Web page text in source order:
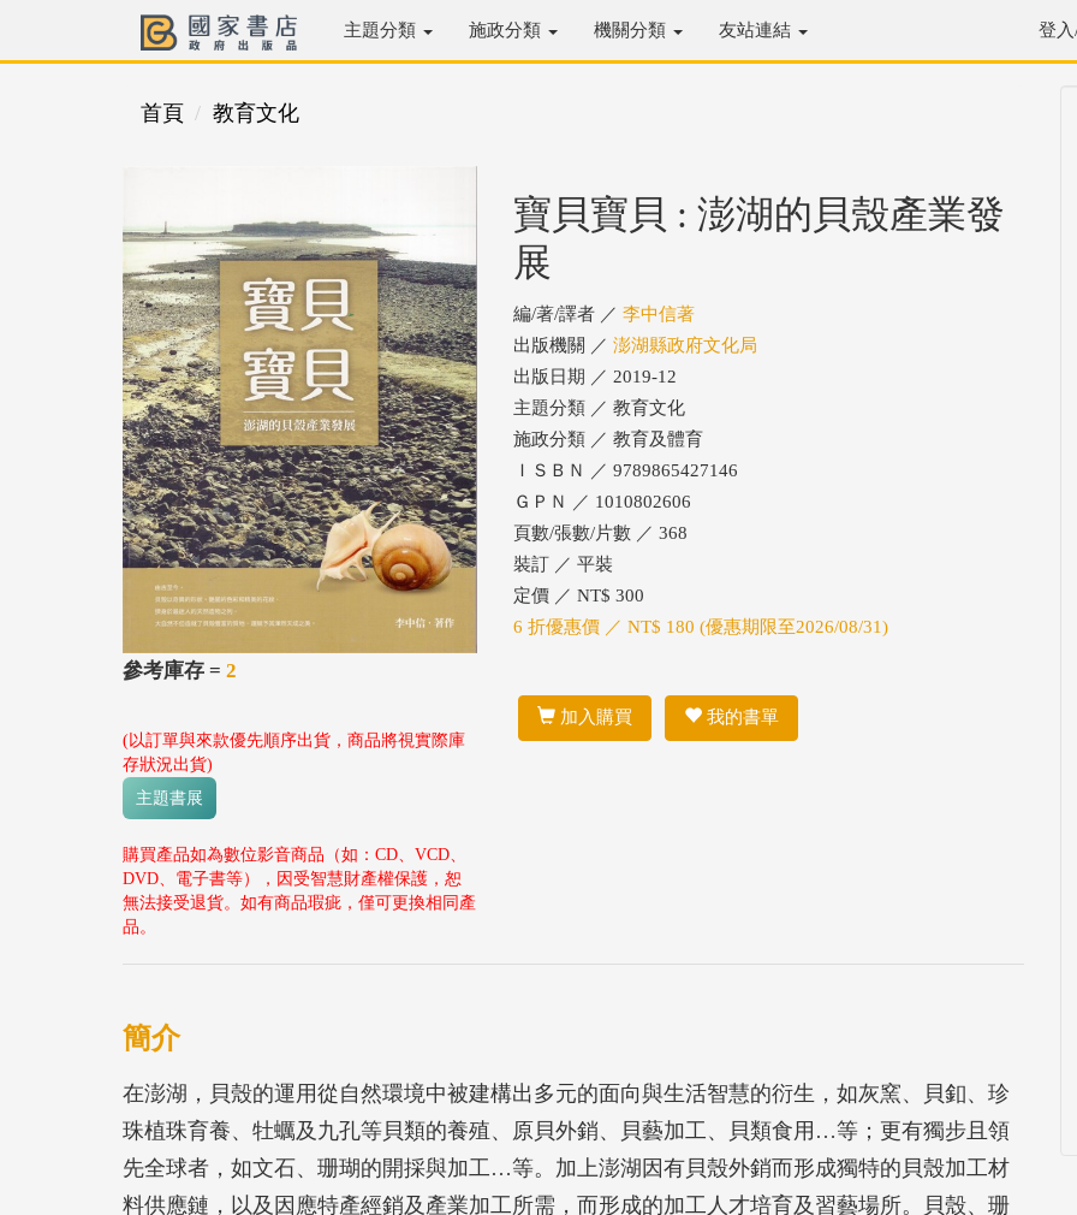
主題分類 施政分類 機關分類 友站連結 登
首頁 教育文化
參考庫存 = 2
(以訂單與來款優先順序出貨，商品將視實際庫
存狀況出貨)
主題書展
購買產品如為數位影音商品（如：CD、VCD、
DVD、電子書等），因受智慧財產權保護，恕
無法接受退貨。如有商品瑕疵，僅可更換相同產
品。
寶貝寶貝 : 澎湖的貝殼產業發
展
編/著/譯者 ／ 李中信著
出版機關 ／ 澎湖縣政府文化局
出版日期 ／ 2019-12
主題分類 ／ 教育文化
施政分類 ／ 教育及體育
ＩＳＢＮ ／ 9789865427146
ＧＰＮ ／ 1010802606
頁數/張數/片數 ／ 368
裝訂 ／ 平裝
定價 ／ NT$ 300
6 折優惠價 ／ NT$ 180 (優惠期限至2026/08/31)
加入購買 我的書單
簡介
在澎湖，貝殼的運用從自然環境中被建構出多元的面向與生活智慧的衍生，如灰窯、貝釦、珍
珠植珠育養、牡蠣及九孔等貝類的養殖、原貝外銷、貝藝加工、貝類食用…等；更有獨步且領
先全球者，如文石、珊瑚的開採與加工…等。加上澎湖因有貝殼外銷而形成獨特的貝殼加工材
料供應鏈，以及因應特產經銷及產業加工所需，而形成的加工人才培育及習藝場所。貝殼、珊